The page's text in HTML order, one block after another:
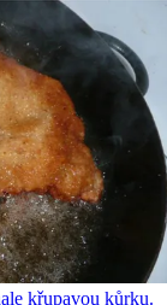
křupavou kůrku.